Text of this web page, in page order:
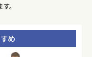
。
め